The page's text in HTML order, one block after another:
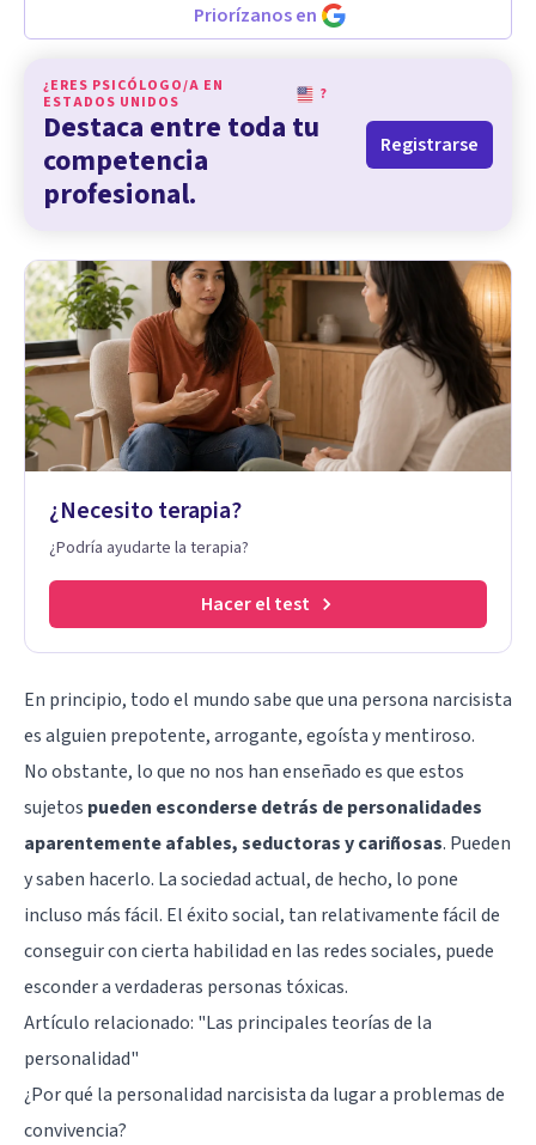
Priorízanos en
¿ERES PSICÓLOGO/A EN
ESTADOS UNIDOS
?
Destaca entre toda tu
competencia
profesional.
Registrarse
¿Necesito terapia?
¿Podría ayudarte la terapia?
Hacer el test
En principio, todo el mundo sabe que una persona narcisista
es alguien prepotente, arrogante, egoísta y mentiroso.
No obstante, lo que no nos han enseñado es que estos
sujetos pueden esconderse detrás de personalidades
aparentemente afables, seductoras y cariñosas. Pueden
y saben hacerlo. La sociedad actual, de hecho, lo pone
incluso más fácil. El éxito social, tan relativamente fácil de
conseguir con cierta habilidad en las redes sociales, puede
esconder a verdaderas personas tóxicas.
Artículo relacionado: "Las principales teorías de la
personalidad"
¿Por qué la personalidad narcisista da lugar a problemas de
convivencia?